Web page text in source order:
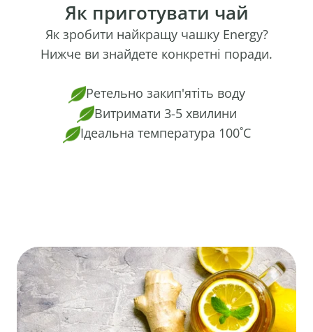
Як приготувати чай
Як зробити найкращу чашку Energy?
Нижче ви знайдете конкретні поради.
Ретельно закип'ятіть воду
Витримати 3-5 хвилини
Ідеальна температура 100˚C